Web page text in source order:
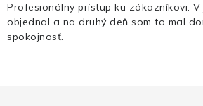
Profesionálny prístup ku zákazníkovi.
objednal a na druhý deň som to mal
spokojnosť.